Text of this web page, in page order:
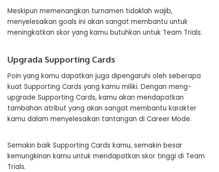
Meskipun memenangkan turnamen tidaklah wajib,
menyelesaikan goals ini akan sangat membantu untuk
meningkatkan skor yang kamu butuhkan untuk Team Trials.
Upgrada Supporting Cards
Poin yang kamu dapatkan juga dipengaruhi oleh seberapa
kuat Supporting Cards yang kamu miliki. Dengan meng-
upgrade Supporting Cards, kamu akan mendapatkan
tambahan atribut yang akan sangat membantu karakter
kamu dalam menyelesaikan tantangan di Career Mode.
Semakin baik Supporting Cards kamu, semakin besar
kemungkinan kamu untuk mendapatkan skor tinggi di Team
Trials.